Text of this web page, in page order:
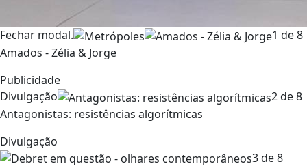
Fechar modal.
1 de 8
Amados - Zélia & Jorge
Publicidade
Divulgação
2 de 8
Antagonistas: resistências algorítmicas
Divulgação
3 de 8